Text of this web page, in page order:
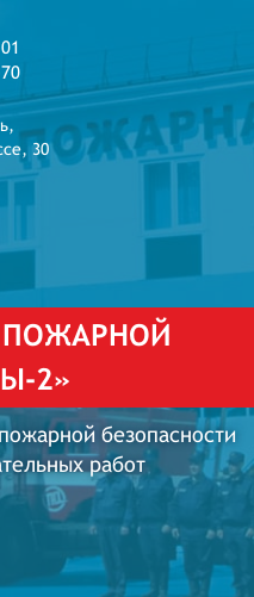
30
2»
безопасности
работ